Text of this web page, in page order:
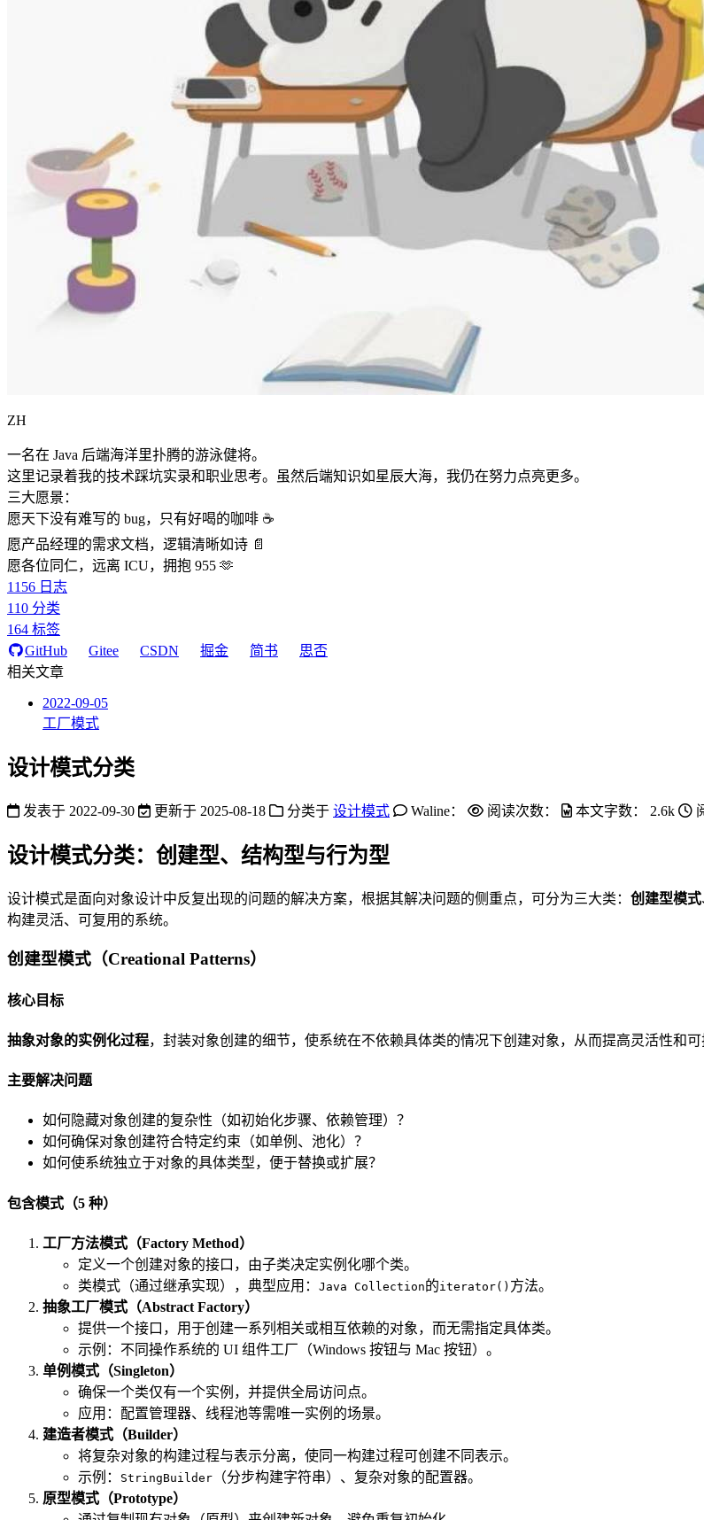
ZH
一名在 Java 后端海洋里扑腾的游泳健将。
这里记录着我的技术踩坑实录和职业思考。虽然后端知识如星辰大海，我仍在努力点亮更多。
三大愿景：
愿天下没有难写的 bug，只有好喝的咖啡 ☕️
愿产品经理的需求文档，逻辑清晰如诗 📄
愿各位同仁，远离 ICU，拥抱 955 🫶
1156 日志
110 分类
164 标签
GitHub
Gitee CSDN 掘金 简书
思否
相关文章
2022-09-05
工厂模式
设计模式分类
发表于 2022-09-30 更新于 2025-08-18 分类于 设计模式 Waline： 阅读次数： 本文字数： 2.6k
设计模式分类：创建型、结构型与行为型
设计模式是面向对象设计中反复出现的问题的解决方案，根据其解决问题的侧重点，可分为三大类： 创建型模式
构建灵活、可复用的系统。
创建型模式（Creational Patterns）
核心目标
抽象对象的实例化过程，封装对象创建的细节，使系统在不依赖具体类的情况下创建对象，从而提高灵活性和可
主要解决问题
如何隐藏对象创建的复杂性（如初始化步骤、依赖管理）？
如何确保对象创建符合特定约束（如单例、池化）？
如何使系统独立于对象的具体类型，便于替换或扩展？
包含模式（5 种）
工厂方法模式（Factory Method）
定义一个创建对象的接口，由子类决定实例化哪个类。
类模式（通过继承实现），典型应用： Java Collection的iterator() 方法。
抽象工厂模式（Abstract Factory）
提供一个接口，用于创建一系列相关或相互依赖的对象，而无需指定具体类。
示例：不同操作系统的 UI 组件工厂（Windows 按钮与 Mac 按钮）。
单例模式（Singleton）
确保一个类仅有一个实例，并提供全局访问点。
应用：配置管理器、线程池等需唯一实例的场景。
建造者模式（Builder）
将复杂对象的构建过程与表示分离，使同一构建过程可创建不同表示。
示例：
StringBuilder （分步构建字符串）、复杂对象的配置器。
原型模式（Prototype）